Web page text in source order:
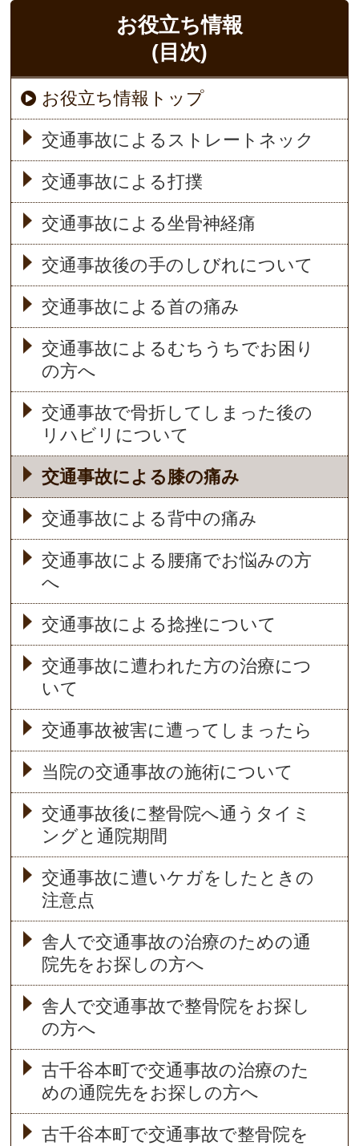
お役立ち情報
(目次)
お役立ち情報トップ
交通事故によるストレートネック
交通事故による打撲
交通事故による坐骨神経痛
交通事故後の手のしびれについて
交通事故による首の痛み
交通事故によるむちうちでお困り
の方へ
交通事故で骨折してしまった後の
リハビリについて
交通事故による膝の痛み
交通事故による背中の痛み
交通事故による腰痛でお悩みの方
へ
交通事故による捻挫について
交通事故に遭われた方の治療につ
いて
交通事故被害に遭ってしまったら
当院の交通事故の施術について
交通事故後に整骨院へ通うタイミ
ングと通院期間
交通事故に遭いケガをしたときの
注意点
舎人で交通事故の治療のための通
院先をお探しの方へ
舎人で交通事故で整骨院をお探し
の方へ
古千谷本町で交通事故の治療のた
めの通院先をお探しの方へ
古千谷本町で交通事故で整骨院を